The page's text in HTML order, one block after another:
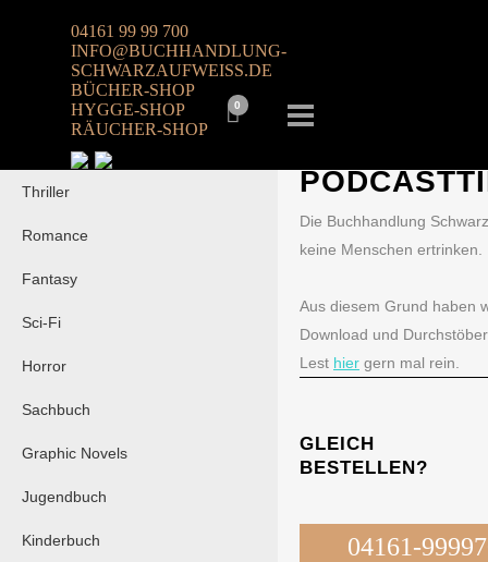
04161 99 99 700
INFO@BUCHHANDLUNG-
SCHWARZAUFWEISS.DE
BÜCHER-SHOP
HYGGE-SHOP
RÄUCHER-SHOP
0
Belletristik
Thriller
Romance
Fantasy
Sci-Fi
Horror
Sachbuch
Graphic Novels
Jugendbuch
Kinderbuch
Die Buchhandlung
keine Menschen
Aus diesem Grund haben
Download und
Lest hier gern mal rein.
GLEICH
BESTELLEN?
04161-